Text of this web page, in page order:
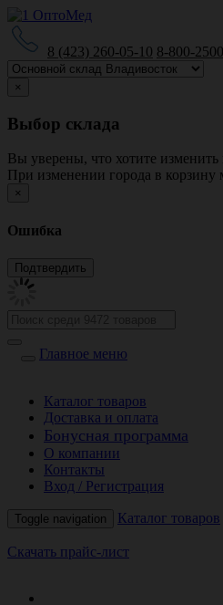
8 (423) 260-05-10 8-800-
×
Выбор склада
Вы уверены, что хотите изменить
При изменении города в корзину
×
Ошибка
Главное меню
Каталог товаров
Доставка и оплата
Бонусная программа
О компании
Контакты
Вход / Регистрация
Toggle navigation Каталог товаров
Скачать прайс-лист